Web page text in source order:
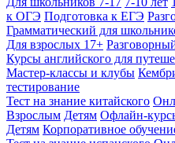
к ОГЭ Подготовка к ЕГЭ
Грамматический для
Для взрослых 17+
Курсы английского для
Мастер-классы и клубы
тестирование
Тест на знание китайского
Взрослым Детям Офлайн-
Детям Корпоративное